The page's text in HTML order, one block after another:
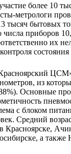
более 10
метрологи
тысяч бытовых
числа приборов
их
состояния
из
Основные
с блоком
Средний
Красноярске,
а также